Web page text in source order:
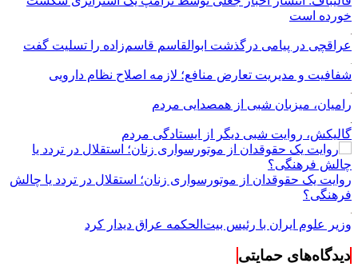
خورده است
عراقچی در پیامی درگذشت ابوالقاسم قاسم‌زاده را تسلیت گفت
شفافیت و مدیریت تعارض منافع؛ لازمه اصلاح نظام دارویی
رامیان، میزبان شبی از همصدایی مردم
گالیکش، روایت شبی دیگر از ایستادگی مردم
روایت یک حقوقدان از موتورسواری زنان؛ استقلال در تردد یا چالش
فرهنگی؟
وزیر علوم ایران با رئیس بیت‌الحکمه عراق دیدار کرد
دیدگاه‌های حمایتی